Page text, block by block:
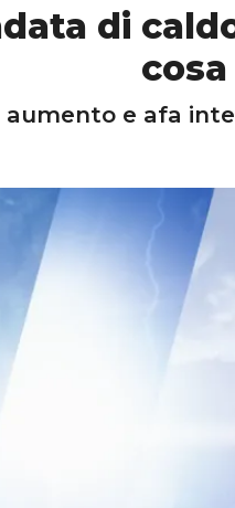
di
e afa